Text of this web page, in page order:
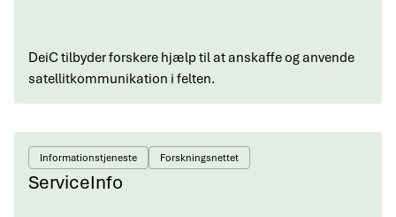
DeiC tilbyder forskere hjælp til at anskaffe og anvende
satellitkommunikation i felten.
Informationstjeneste Forskningsnettet
ServiceInfo